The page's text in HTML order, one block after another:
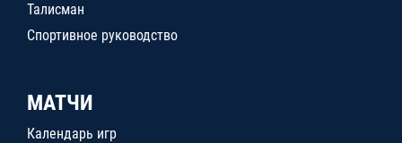
Талисман
Спортивное руководство
МАТЧИ
Календарь игр